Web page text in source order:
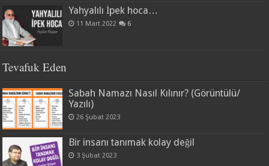
Yahyalılı İpek hoca…
11 Mart 2022 6
Tevafuk Eden
Sabah Namazı Nasıl Kılınır? (Görüntülü/
Yazılı)
26 Şubat 2023
Bir insanı tanımak kolay değil
3 Şubat 2023